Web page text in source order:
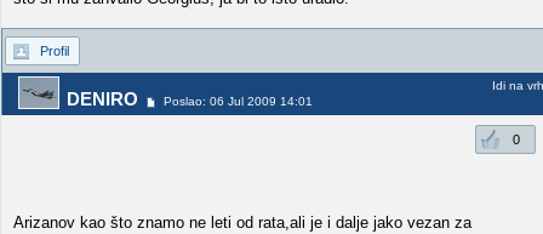
Profil
DENIRO Poslao: 06 Jul 2009 14:01
Idi na vrh
0
Arizanov kao što znamo ne leti od rata,ali je i dalje jako vezan za